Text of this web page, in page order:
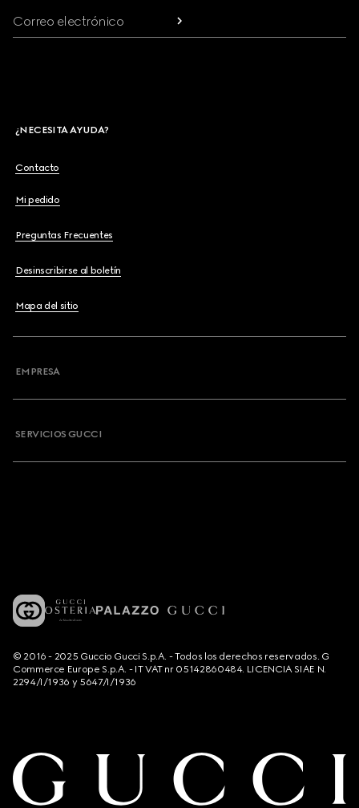
Correo electrónico
¿NECESITA AYUDA?
Contacto
Mi pedido
Preguntas Frecuentes
Desinscribirse al boletín
Mapa del sitio
EMPRESA
SERVICIOS GUCCI
© 2016 - 2025 Guccio Gucci S.p.A. - Todos los derechos reservados. G
Commerce Europe S.p.A. - IT VAT nr 05142860484. LICENCIA SIAE N.
2294/I/1936 y 5647/I/1936